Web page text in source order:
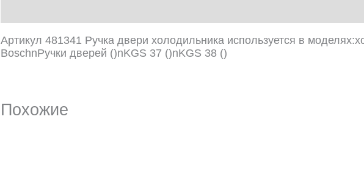
Артикул 481341 Ручка двери холодильника используется в
BoschnРучки дверей ()nKGS 37 ()nKGS 38 ()
Похожие